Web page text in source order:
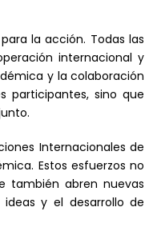
la acción. Todas las
internacional y
y la colaboración
participantes, sino que
Internacionales de
Estos esfuerzos no
también abren nuevas
y el desarrollo de